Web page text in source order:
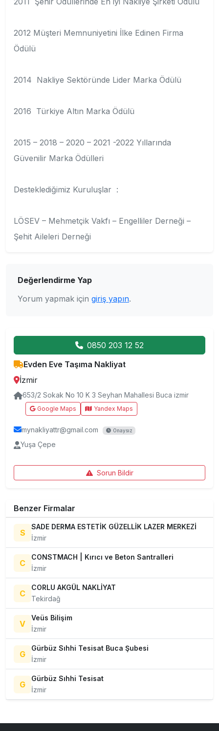
2012 Müşteri Memnuniyetini İlke Edinen Firma
Ödülü
2014 Nakliye Sektöründe Lider Marka Ödülü
2016 Türkiye Altın Marka Ödülü
2015 – 2018 – 2020 – 2021 -2022 Yıllarında
Güvenilir Marka Ödülleri
Desteklediğimiz Kuruluşlar :
LÖSEV – Mehmetçik Vakfı – Engelliler Derneği –
Şehit Aileleri Derneği
Değerlendirme Yap
Yorum yapmak için giriş yapın.
0850 203 12 52
Evden Eve Taşıma Nakliyat
İzmir
653/2 Sokak No 10 K 3 Seyhan Mahallesi Buca izmir
Google Maps Yandex Maps
mynakliyattr@gmail.com Onaysız
Yuşa Çepe
Sorun Bildir
Benzer Firmalar
S
SADE DERMA ESTETİK GÜZELLİK LAZER MERKEZİ
İzmir
C
CONSTMACH | Kırıcı ve Beton Santralleri
İzmir
C
CORLU AKGÜL NAKLİYAT
Tekirdağ
V
Veüs Bilişim
İzmir
G
Gürbüz Sıhhi Tesisat Buca Şubesi
İzmir
G
Gürbüz Sıhhi Tesisat
İzmir